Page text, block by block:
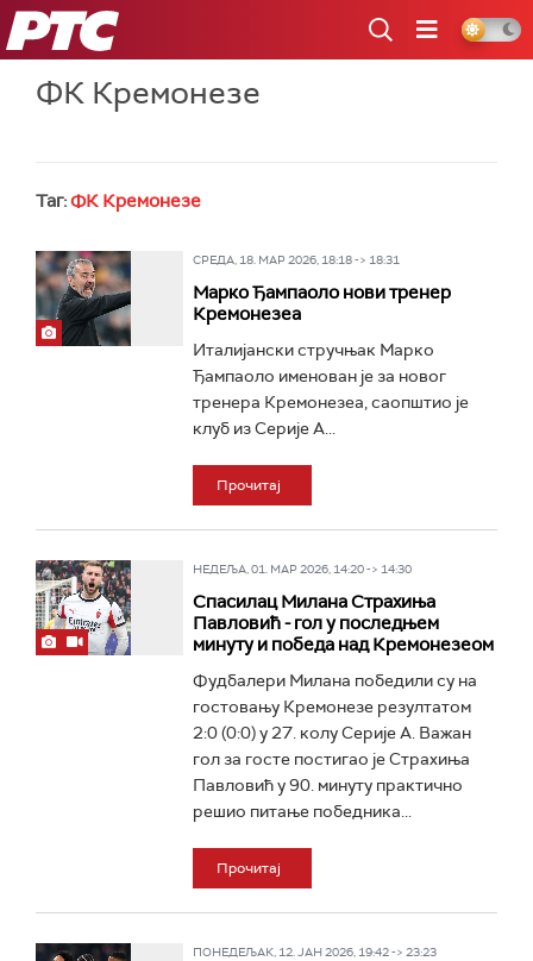
РТС
ФК Кремонезе
Таг:ФК Кремонезе
СРЕДА, 18. МАР 2026, 18:18 -> 18:31
Марко Ђампаоло нови тренер
Кремонезеа
Италијански стручњак Марко
Ђампаоло именован је за новог
тренера Кремонезеа, саопштио је
клуб из Серије А...
Прочитај
НЕДЕЉА, 01. МАР 2026, 14:20 -> 14:30
Спасилац Милана Страхиња
Павловић - гол у последњем
минуту и победа над Кремонезеом
Фудбалери Милана победили су на
гостовању Кремонезе резултатом
2:0 (0:0) у 27. колу Серије А. Важан
гол за госте постигао је Страхиња
Павловић у 90. минуту практично
решио питање победника...
Прочитај
ПОНЕДЕЉАК, 12. ЈАН 2026, 19:42 -> 23:23